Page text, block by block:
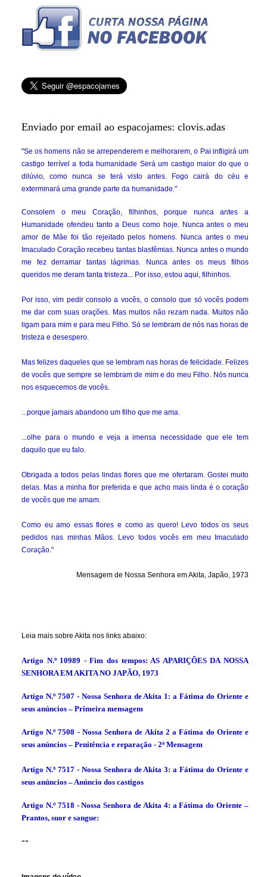
Enviado por email ao espacojames: clovis.adas
"Se os homens não se arrependerem e melhorarem, o Pai infligirá um
castigo terrível a toda humanidade Será um castigo maior do que o
dilúvio, como nunca se terá visto antes. Fogo cairá do céu e
exterminará uma grande parte da humanidade."
Consolem o meu Coração, filhinhos, porque nunca antes a
Humanidade ofendeu tanto a Deus como hoje. Nunca antes o meu
amor de Mãe foi tão rejeitado pelos homens. Nunca antes o meu
Imaculado Coração recebeu tantas blasfêmias. Nunca antes o mundo
me fez derramar tantas lágrimas. Nunca antes os meus filhos
queridos me deram tanta tristeza... Por isso, estou aqui, filhinhos.
Por isso, vim pedir consolo a vocês, o consolo que só vocês podem
me dar com suas orações. Mas muitos não rezam nada. Muitos não
ligam para mim e para meu Filho. Só se lembram de nós nas horas de
tristeza e desespero.
Mas felizes daqueles que se lembram nas horas de felicidade. Felizes
de vocês que sempre se lembram de mim e do meu Filho. Nós nunca
nos esquecemos de vocês.
...porque jamais abandono um filho que me ama.
...olhe para o mundo e veja a imensa necessidade que ele tem
daquilo que eu falo.
Obrigada a todos pelas lindas flores que me ofertaram. Gostei muito
delas. Mas a minha flor preferida e que acho mais linda é o coração
de vocês que me amam.
Como eu amo essas flores e como as quero! Levo todos os seus
pedidos nas minhas Mãos. Levo todos vocês em meu Imaculado
Coração."
Mensagem de Nossa Senhora em Akita, Japão, 1973
Leia mais sobre Akita nos links abaixo:
Artigo N.º 10989 - Fim dos tempos: AS APARIÇÕES DA NOSSA
SENHORA EM AKITA NO JAPÃO, 1973
Artigo N.º 7507- Nossa Senhora de Akita 1: a Fátima do Oriente e
seus anúncios ‒ Primeira mensagem
Artigo N.º7508 - Nossa Senhora de Akita 2 a Fátima do Oriente e
seus anúncios ‒ Penitência e reparação - 2ª Mensagem
Artigo N.º 7517- Nossa Senhora de Akita 3: a Fátima do Oriente e
seus anúncios ‒ Anúncio dos castigos
Artigo N.º 7518 - Nossa Senhora de Akita 4: a Fátima do Oriente ‒
Prantos, suor e sangue:
--